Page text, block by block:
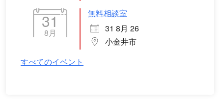
31
8月
無料相談室
31 8月 26
小金井市
すべてのイベント